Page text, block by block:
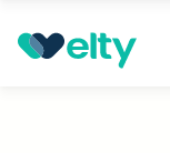
Prenota visita